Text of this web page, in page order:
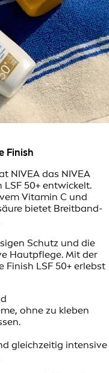
Finish
NIVEA das NIVEA
LSF 50+ entwickelt.
Vitamin C und
bietet Breitband-
Schutz und die
Hautpflege. Mit der
Finish LSF 50+ erlebst
ohne zu kleben
gleichzeitig intensive